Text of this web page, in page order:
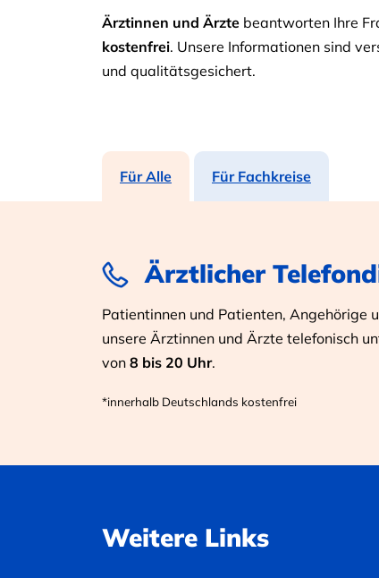
Ärztinnen und Ärzte beantworten Ihre
kostenfrei. Unsere Informationen sind
und qualitätsgesichert.
Für Alle Für Fachkreise
Ärztlicher
Patientinnen und Patienten, Angehörige
unsere Ärztinnen und Ärzte telefonisch
von 8 bis 20 Uhr.
*innerhalb Deutschlands kostenfrei
Weitere Links